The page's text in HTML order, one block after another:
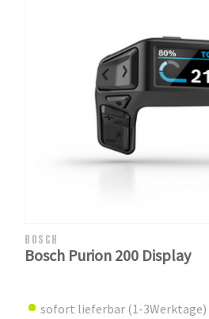
BOSCH
Bosch Purion 200 Display
sofort lieferbar (1-3Werktage)